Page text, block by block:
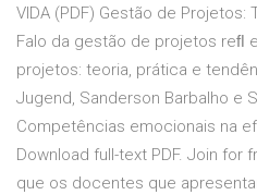
VIDA (PDF) Gestão de Projetos:
Falo da gestão de projetos reﬂ
projetos: teoria, prática e
Jugend, Sanderson Barbalho e
Competências emocionais na
Download full-text PDF. Join for
que os docentes que